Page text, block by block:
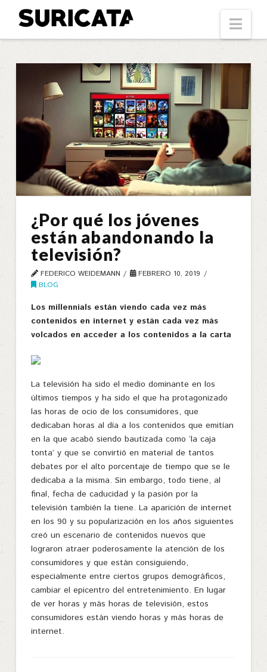
Suricata
¿Por qué los jóvenes
están abandonando la
televisión?
FEDERICO WEIDEMANN
FEBRERO 10, 2019
BLOG
Los millennials están viendo cada vez más
contenidos en internet y están cada vez más
volcados en acceder a los contenidos a la carta
La televisión ha sido el medio dominante en los
últimos tiempos y ha sido el que ha protagonizado
las horas de ocio de los consumidores, que
dedicaban horas al día a los contenidos que emitían
en la que acabó siendo bautizada como ‘la caja
tonta’ y que se convirtió en material de tantos
debates por el alto porcentaje de tiempo que se le
dedicaba a la misma. Sin embargo, todo tiene, al
final, fecha de caducidad y la pasión por la
televisión también la tiene. La aparición de internet
en los 90 y su popularización en los años siguientes
creó un escenario de contenidos nuevos que
lograron atraer poderosamente la atención de los
consumidores y que están consiguiendo,
especialmente entre ciertos grupos demográficos,
cambiar el epicentro del entretenimiento. En lugar
de ver horas y más horas de televisión, estos
consumidores están viendo horas y más horas de
internet.